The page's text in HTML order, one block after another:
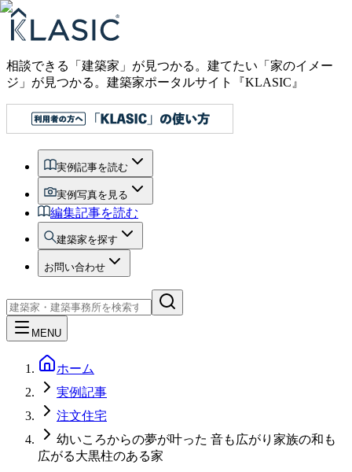
相談できる「建築家」が見つかる。建てたい「家のイメー
ジ」が見つかる。 建築家ポータルサイト『KLASIC』
実例記事を読む
実例写真を見る
編集記事を読む
建築家を探す
お問い合わせ
MENU
ホーム
実例記事
注文住宅
幼いころからの夢が叶った 音も広がり家族の和も
広がる大黒柱のある家